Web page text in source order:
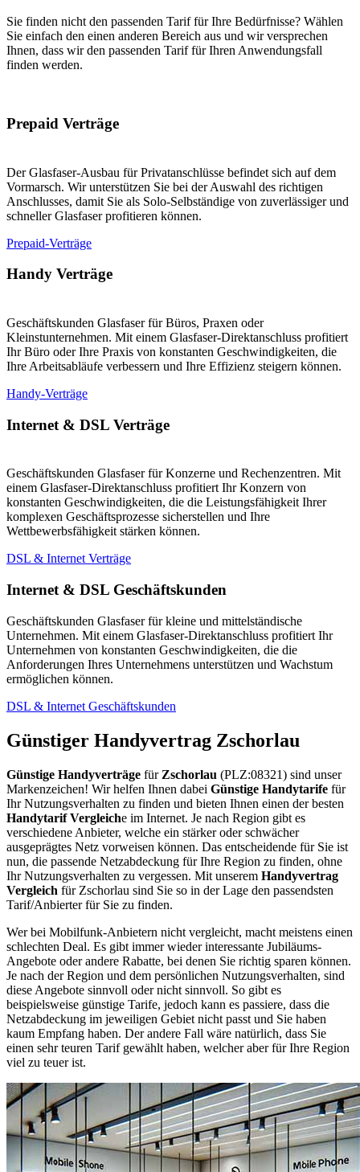
Sie finden nicht den passenden Tarif für Ihre Bedürfnisse? Wählen
Sie einfach den einen anderen Bereich aus und wir versprechen
Ihnen, dass wir den passenden Tarif für Ihren Anwendungsfall
finden werden.
Prepaid Verträge
Der Glasfaser-Ausbau für Privatanschlüsse befindet sich auf dem
Vormarsch. Wir unterstützen Sie bei der Auswahl des richtigen
Anschlusses, damit Sie als Solo-Selbständige von zuverlässiger und
schneller Glasfaser profitieren können.
Prepaid-Verträge
Handy Verträge
Geschäftskunden Glasfaser für Büros, Praxen oder
Kleinstunternehmen. Mit einem Glasfaser-Direktanschluss profitiert
Ihr Büro oder Ihre Praxis von konstanten Geschwindigkeiten, die
Ihre Arbeitsabläufe verbessern und Ihre Effizienz steigern können.
Handy-Verträge
Internet & DSL Verträge
Geschäftskunden Glasfaser für Konzerne und Rechenzentren. Mit
einem Glasfaser-Direktanschluss profitiert Ihr Konzern von
konstanten Geschwindigkeiten, die die Leistungsfähigkeit Ihrer
komplexen Geschäftsprozesse sicherstellen und Ihre
Wettbewerbsfähigkeit stärken können.
DSL & Internet Verträge
Internet & DSL Geschäftskunden
Geschäftskunden Glasfaser für kleine und mittelständische
Unternehmen. Mit einem Glasfaser-Direktanschluss profitiert Ihr
Unternehmen von konstanten Geschwindigkeiten, die die
Anforderungen Ihres Unternehmens unterstützen und Wachstum
ermöglichen können.
DSL & Internet Geschäftskunden
Günstiger Handyvertrag Zschorlau
Günstige Handyverträge für Zschorlau (PLZ:08321) sind unser
Markenzeichen! Wir helfen Ihnen dabei Günstige Handytarife für
Ihr Nutzungsverhalten zu finden und bieten Ihnen einen der besten
Handytarif Vergleiche im Internet. Je nach Region gibt es
verschiedene Anbieter, welche ein stärker oder schwächer
ausgeprägtes Netz vorweisen können. Das entscheidende für Sie ist
nun, die passende Netzabdeckung für Ihre Region zu finden, ohne
Ihr Nutzungsverhalten zu vergessen. Mit unserem Handyvertrag
Vergleich für Zschorlau sind Sie so in der Lage den passendsten
Tarif/Anbierter für Sie zu finden.
Wer bei Mobilfunk-Anbietern nicht vergleicht, macht meistens einen
schlechten Deal. Es gibt immer wieder interessante Jubiläums-
Angebote oder andere Rabatte, bei denen Sie richtig sparen können.
Je nach der Region und dem persönlichen Nutzungsverhalten, sind
diese Angebote sinnvoll oder nicht sinnvoll. So gibt es
beispielsweise günstige Tarife, jedoch kann es passiere, dass die
Netzabdeckung im jeweiligen Gebiet nicht passt und Sie haben
kaum Empfang haben. Der andere Fall wäre natürlich, dass Sie
einen sehr teuren Tarif gewählt haben, welcher aber für Ihre Region
viel zu teuer ist.